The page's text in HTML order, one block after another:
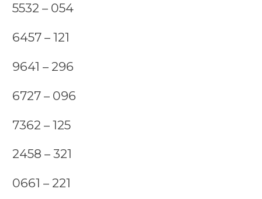
5532 – 054
6457 – 121
9641 – 296
6727 – 096
7362 – 125
2458 – 321
0661 – 221